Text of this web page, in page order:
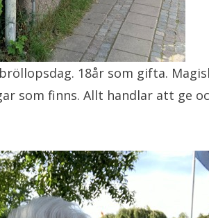
18år som gifta.
som finns. Allt handlar att ge